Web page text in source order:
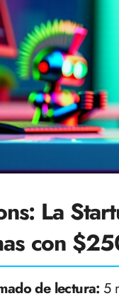
La
con
de lectura: 5